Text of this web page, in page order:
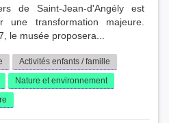
de Saint-Jean-d'Angély est
une transformation majeure.
le musée proposera...
Activités enfants / famille
Nature et environnement